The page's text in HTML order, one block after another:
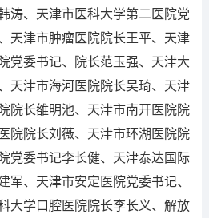
涛、天津市医科大学第二医院党
天津市肿瘤医院院长王平、天津
党委书记、院长范玉强、天津大
天津市海河医院院长吴琦、天津
院长雒明池、天津市南开医院院
院院长刘薇、天津市环湖医院院
党委书记李长健、天津泰达国际
军、天津市安定医院党委书记、
大学口腔医院院长李长义、解放